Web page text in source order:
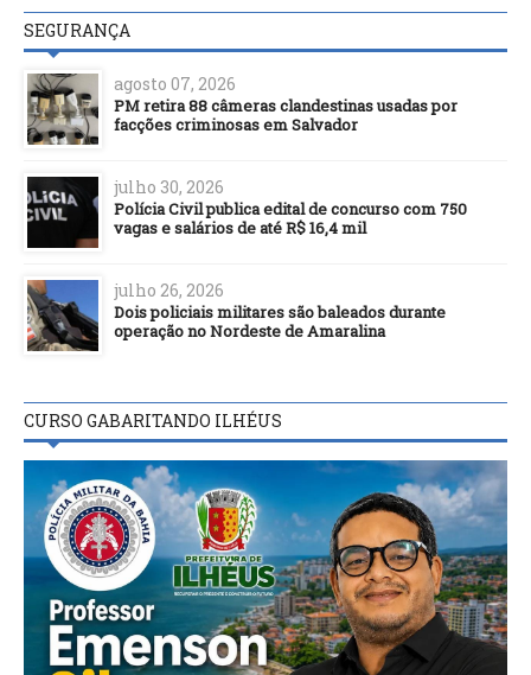
SEGURANÇA
agosto 07, 2026
PM retira 88 câmeras clandestinas usadas por
facções criminosas em Salvador
julho 30, 2026
Polícia Civil publica edital de concurso com 750
vagas e salários de até R$ 16,4 mil
julho 26, 2026
Dois policiais militares são baleados durante
operação no Nordeste de Amaralina
CURSO GABARITANDO ILHÉUS